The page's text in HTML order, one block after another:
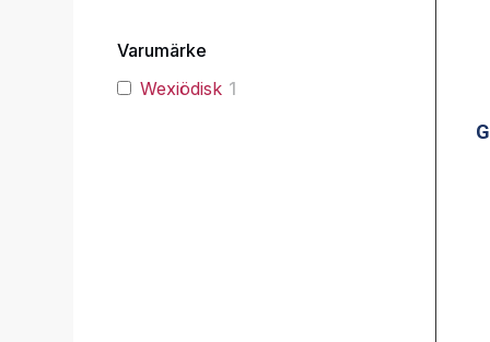
Varumärke
Wexiödisk 1